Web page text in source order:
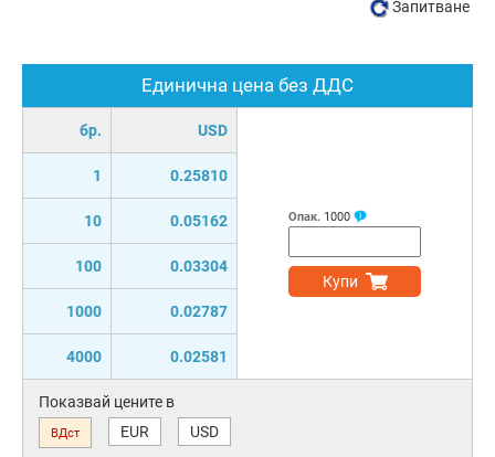
Единична цена без ДДС
бр. USD
1 0.25810
10 0.05162
100 0.03304
1000 0.02787
4000 0.02581
Опак. 1000
Купи
Показвай цените в
ВДст EUR USD
Запитване